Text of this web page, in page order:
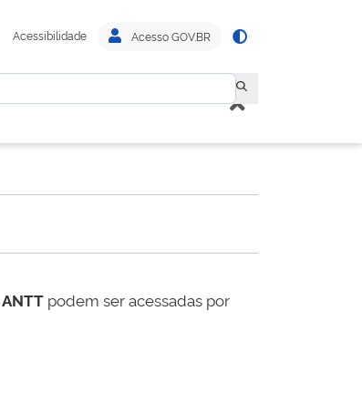
Acessibilidade Acesso GOV.BR
podem ser acessadas por